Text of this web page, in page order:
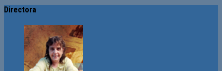
Directora